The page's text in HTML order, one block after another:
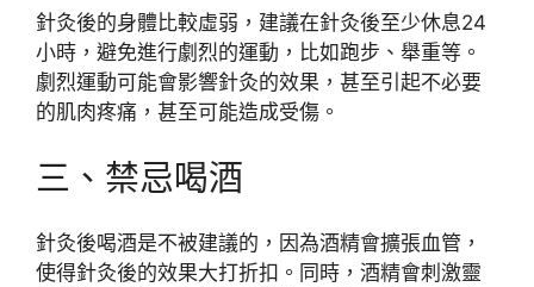
針灸後的身體比較虛弱，建議在針灸後至少休息24
小時，避免進行劇烈的運動，比如跑步、舉重等。
劇烈運動可能會影響針灸的效果，甚至引起不必要
的肌肉疼痛，甚至可能造成受傷。
三、禁忌喝酒
針灸後喝酒是不被建議的，因為酒精會擴張血管，
使得針灸後的效果大打折扣。同時，酒精會刺激靈